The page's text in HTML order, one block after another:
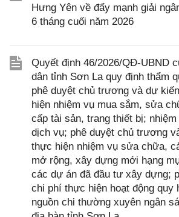
Hưng Yên về đẩy mạnh giải
6 tháng cuối năm 2026
Quyết định 46/2026/QĐ-UBND
dân tỉnh Sơn La quy định thẩm
phê duyệt chủ trương và dự
hiện nhiệm vụ mua sắm, sửa
cấp tài sản, trang thiết bị;
dịch vụ; phê duyệt chủ trương
thực hiện nhiệm vụ sửa chữa,
mở rộng, xây dựng mới hạng
các dự án đã đầu tư xây dựng;
chi phí thực hiện hoạt động quy
nguồn chi thường xuyên ngân